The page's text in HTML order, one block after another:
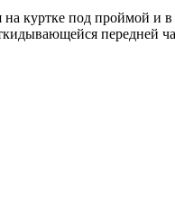
куртке под проймой и
передней